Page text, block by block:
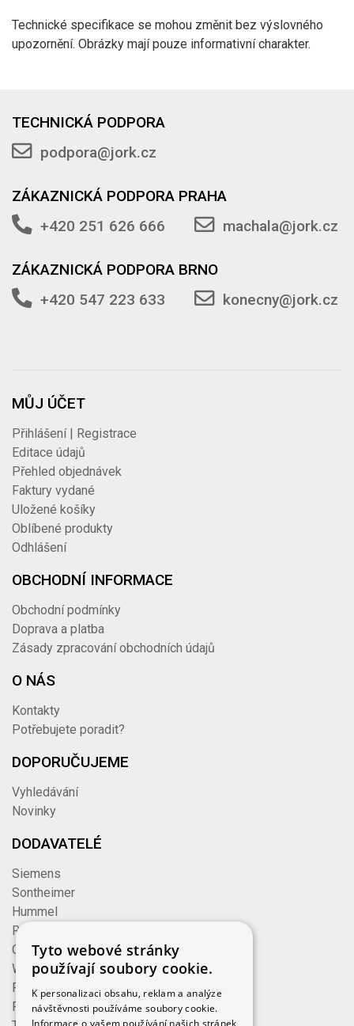
Technické specifikace se mohou změnit bez výslovného
upozornění. Obrázky mají pouze informativní charakter.
TECHNICKÁ PODPORA
podpora@jork.cz
ZÁKAZNICKÁ PODPORA PRAHA
+420 251 626 666
machala@jork.cz
ZÁKAZNICKÁ PODPORA BRNO
+420 547 223 633
konecny@jork.cz
MŮJ ÚČET
Přihlášení | Registrace
Editace údajů
Přehled objednávek
Faktury vydané
Uložené košíky
Oblíbené produkty
Odhlášení
OBCHODNÍ INFORMACE
Obchodní podmínky
Doprava a platba
Zásady zpracování obchodních údajů
O NÁS
Kontakty
Potřebujete poradit?
DOPORUČUJEME
Vyhledávání
Novinky
DODAVATELÉ
Siemens
Sontheimer
Hummel
Rose
Cembre
Wieland
Formzeug
Finder
Tyto webové stránky
používají soubory cookie.
K personalizaci obsahu, reklam a analýze
návštěvnosti používáme soubory cookie.
Informace o vašem používání našich stránek